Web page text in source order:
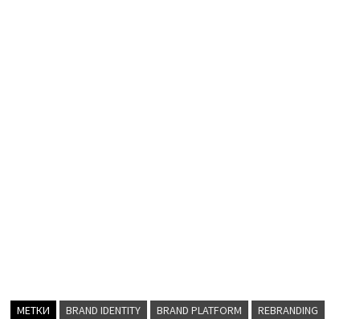
МЕТКИ BRAND IDENTITY BRAND PLATFORM REBRANDING